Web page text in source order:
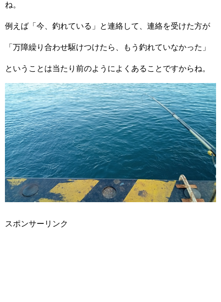
ね。
例えば「今、釣れている」と連絡して、連絡を受けた方が
「万障繰り合わせ駆けつけたら、もう釣れていなかった」
ということは当たり前のようによくあることですからね。
スポンサーリンク